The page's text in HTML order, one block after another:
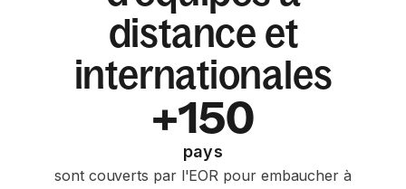
distance et
internationales
+150
pays
sont couverts par l'EOR pour embaucher à